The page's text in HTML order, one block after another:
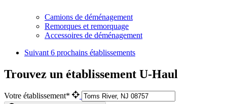
Camions de déménagement
Remorques et remorquage
Accessoires de déménagement
Suivant 6 prochains établissements
Trouvez un établissement U-Haul
Votre établissement*